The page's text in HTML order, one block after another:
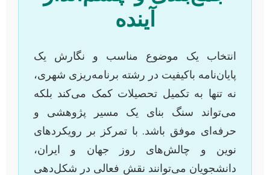
آینده
انتخاب یک موضوع مناسب و نگارش یک
پایان‌نامه باکیفیت در رشته برنامه‌ریزی شهری،
نه تنها به تکمیل تحصیلات کمک می‌کند بلکه
می‌تواند سنگ بنای یک مسیر پژوهشی و
حرفه‌ای موفق باشد. با تمرکز بر رویکردهای
نوین و چالش‌های روز جهان و ایران،
دانشجویان می‌توانند نقش فعالی در شکل‌دهی